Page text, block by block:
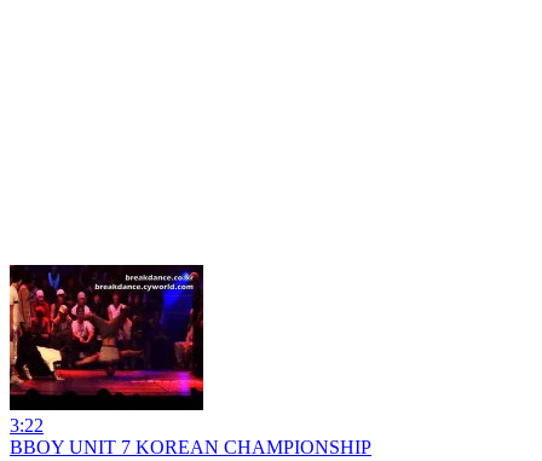
3:22
BBOY UNIT 7 KOREAN CHAMPIONSHIP